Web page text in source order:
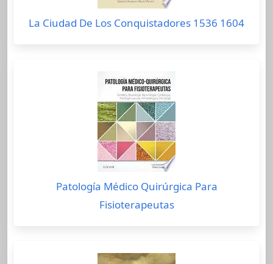
La Ciudad De Los Conquistadores 1536 1604
Patología Médico Quirúrgica Para
Fisioterapeutas